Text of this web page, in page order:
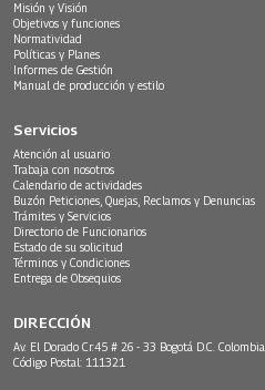
Misión y Visión
Objetivos y funciones
Normatividad
Políticas y Planes
Informes de Gestión
Manual de producción y estilo
Servicios
Atención al usuario
Trabaja con nosotros
Calendario de actividades
Buzón Peticiones, Quejas, Reclamos y Denuncias
Trámites y Servicios
Directorio de Funcionarios
Estado de su solicitud
Términos y Condiciones
Entrega de Obsequios
DIRECCIÓN
Av. El Dorado Cr.45 # 26 - 33 Bogotá D.C. Colombia.
Código Postal: 111321